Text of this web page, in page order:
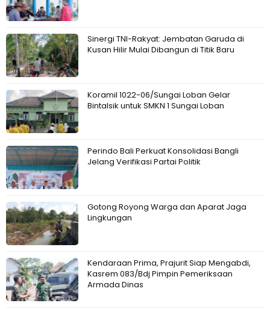
Sinergi TNI-Rakyat: Jembatan Garuda di
Kusan Hilir Mulai Dibangun di Titik Baru
Koramil 1022-06/Sungai Loban Gelar
Bintalsik untuk SMKN 1 Sungai Loban
Perindo Bali Perkuat Konsolidasi Bangli
Jelang Verifikasi Partai Politik
Gotong Royong Warga dan Aparat Jaga
Lingkungan
Kendaraan Prima, Prajurit Siap Mengabdi,
Kasrem 083/Bdj Pimpin Pemeriksaan
Armada Dinas